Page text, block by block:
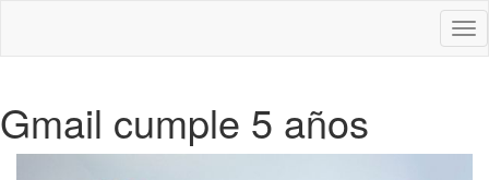
Gmail cumple 5 años